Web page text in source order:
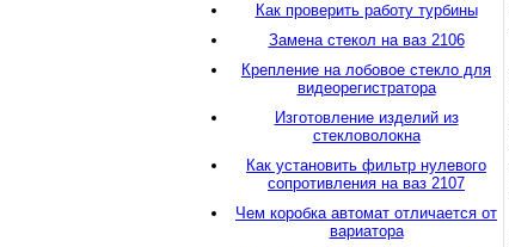
Как проверить работу турбины
Замена стекол на ваз 2106
Крепление на лобовое стекло для
видеорегистратора
Изготовление изделий из
стекловолокна
Как установить фильтр нулевого
сопротивления на ваз 2107
Чем коробка автомат отличается от
вариатора